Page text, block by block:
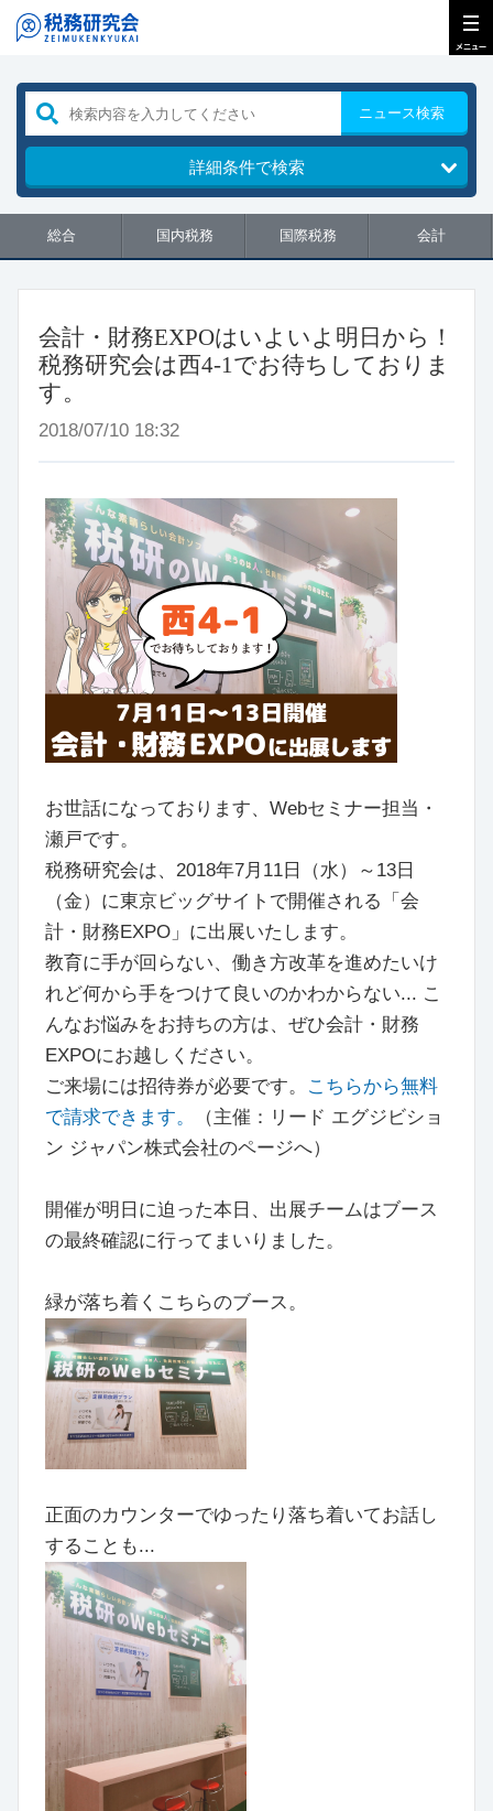
ニュース検索
詳細条件で検索
総合 国内税務 国際税務 会計
会計・財務EXPOはいよいよ明日から！
税務研究会は西4-1でお待ちしておりま
す。
2018/07/10 18:32
お世話になっております、Webセミナー担当・
瀬戸です。
税務研究会は、2018年7月11日（水）～13日
（金）に東京ビッグサイトで開催される「会
計・財務EXPO」に出展いたします。
教育に手が回らない、働き方改革を進めたいけ
れど何から手をつけて良いのかわからない... こ
んなお悩みをお持ちの方は、ぜひ会計・財務
EXPOにお越しください。
ご来場には招待券が必要です。
こちらから無料
で請求できます。
（主催：リード エグジビショ
ン ジャパン株式会社のページへ）
開催が明日に迫った本日、出展チームはブース
の最終確認に行ってまいりました。
緑が落ち着くこちらのブース。
正面のカウンターでゆったり落ち着いてお話し
することも...